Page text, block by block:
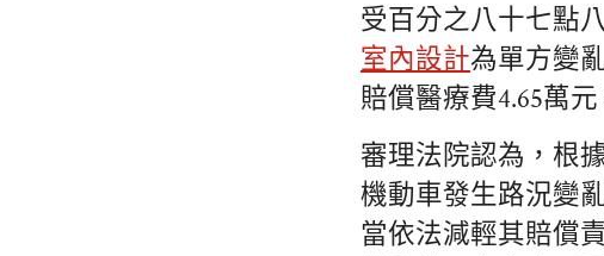
受百分之八十七點
室內設計為單方變
賠償醫療費4.65萬元
審理法院認為，根
機動車發生路況變
當依法減輕其賠償